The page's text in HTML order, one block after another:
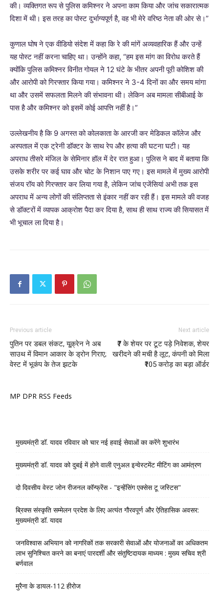
की। व्यक्तिगत रूप से पुलिस कमिश्नर ने अपना काम किया और जांच सकारात्मक
दिशा में थी। इस तरह का पोस्ट दुर्भाग्यपूर्ण है, वह भी मेरे वरिष्ठ नेता की ओर से।”
कुणाल घोष ने एक वीडियो संदेश में कहा कि रे की मांगें अव्यवहारिक हैं और उन्हें
यह पोस्ट नहीं करना चाहिए था। उन्होंने कहा, “हम इस मांग का विरोध करते हैं
क्योंकि पुलिस कमिश्नर विनीत गोयल ने 12 घंटे के भीतर अपनी पूरी कोशिश की
और आरोपी को गिरफ्तार किया गया। कमिश्नर ने 3-4 दिनों का और समय मांगा
था और उसमें सफलता मिलने की संभावना थी। लेकिन अब मामला सीबीआई के
पास है और कमिश्नर को इसमें कोई आपत्ति नहीं है।”
उल्लेखनीय है कि 9 अगस्त को कोलकाता के आरजी कर मेडिकल कॉलेज और
अस्पताल में एक ट्रेनी डॉक्टर के साथ रेप और हत्या की घटना घटी। यह
अपराध तीसरे मंजिल के सेमिनार हॉल में देर रात हुआ। पुलिस ने बाद में बताया कि
उसके शरीर पर कई घाव और चोट के निशान पाए गए। इस मामले में मुख्य आरोपी
संजय रॉय को गिरफ्तार कर लिया गया है, लेकिन जांच एजेंसियां अभी तक इस
अपराध में अन्य लोगों की संलिप्तता से इंकार नहीं कर रही हैं। इस मामले की वजह
से डॉक्टरों में व्यापक आक्रोश पैदा कर दिया है, साथ ही साथ राज्य की सियासत में
भी भूचाल ला दिया है।
Previous article
पुतिन पर डबल संकट, यू्क्रेन ने अब
साउथ में विमान आकार के ड्रोन गिराए;
वेस्ट में भूकंप के तेज झटके
Next article
₹7 के शेयर पर टूट पड़े निवेशक, शेयर
खरीदने की मची है लूट, कंपनी को मिला
₹105 करोड़ का बड़ा ऑर्डर
MP DPR RSS Feeds
मुख्यमंत्री डॉ. यादव रविवार को चार नई हवाई सेवाओं का करेंगे शुभारंभ
मुख्यमंत्री डॉ. यादव को दुबई में होने वाली एनुअल इन्वेस्टमेंट मीटिंग का आमंत्रण
दो दिवसीय वेस्ट जोन रीजनल कॉन्फ्रेंस - "इन्हेंसिंग एक्सेस टू जस्टिस"
ब्रिक्स संस्कृति सम्मेलन प्रदेश के लिए अत्यंत गौरवपूर्ण और ऐतिहासिक अवसर:
मुख्यमंत्री डॉ. यादव
जनविश्वास अभियान को नागरिकों तक सरकारी सेवाओं और योजनाओं का अधिकतम
लाभ सुनिश्चित करने का बनाएं पारदर्शी और संतुष्टिदायक माध्यम : मुख्य सचिव श्री
बर्णवाल
मुरैना के डायल-112 हीरोज